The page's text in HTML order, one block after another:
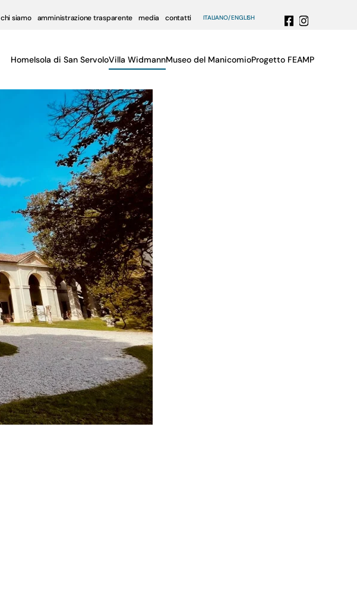
chi siamo amministrazione trasparente media contatti ITALIANO ENGLISH
HomeIsola di San ServoloVilla WidmannMuseo del ManicomioProgetto FEAMP